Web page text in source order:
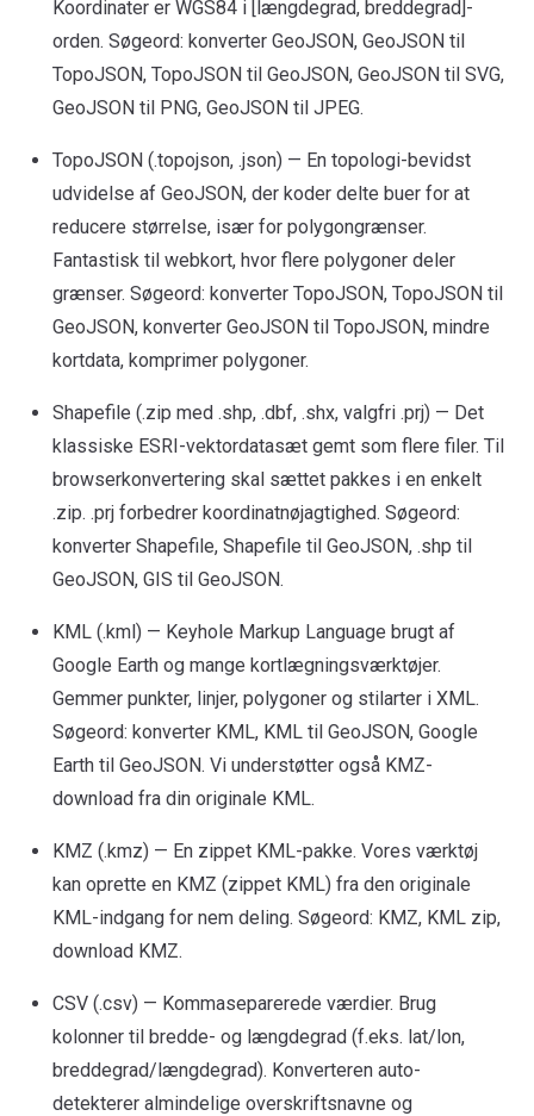
Koordinater er WGS84 i [længdegrad, breddegrad]-
orden. Søgeord: konverter GeoJSON, GeoJSON til
TopoJSON, TopoJSON til GeoJSON, GeoJSON til SVG,
GeoJSON til PNG, GeoJSON til JPEG.
TopoJSON (.topojson, .json) — En topologi-bevidst
udvidelse af GeoJSON, der koder delte buer for at
reducere størrelse, især for polygongrænser.
Fantastisk til webkort, hvor flere polygoner deler
grænser. Søgeord: konverter TopoJSON, TopoJSON til
GeoJSON, konverter GeoJSON til TopoJSON, mindre
kortdata, komprimer polygoner.
Shapefile (.zip med .shp, .dbf, .shx, valgfri .prj) — Det
klassiske ESRI-vektordatasæt gemt som flere filer. Til
browserkonvertering skal sættet pakkes i en enkelt
.zip. .prj forbedrer koordinatnøjagtighed. Søgeord:
konverter Shapefile, Shapefile til GeoJSON, .shp til
GeoJSON, GIS til GeoJSON.
KML (.kml) — Keyhole Markup Language brugt af
Google Earth og mange kortlægningsværktøjer.
Gemmer punkter, linjer, polygoner og stilarter i XML.
Søgeord: konverter KML, KML til GeoJSON, Google
Earth til GeoJSON. Vi understøtter også KMZ-
download fra din originale KML.
KMZ (.kmz) — En zippet KML-pakke. Vores værktøj
kan oprette en KMZ (zippet KML) fra den originale
KML-indgang for nem deling. Søgeord: KMZ, KML zip,
download KMZ.
CSV (.csv) — Kommaseparerede værdier. Brug
kolonner til bredde- og længdegrad (f.eks. lat/lon,
breddegrad/længdegrad). Konverteren auto-
detekterer almindelige overskriftsnavne og